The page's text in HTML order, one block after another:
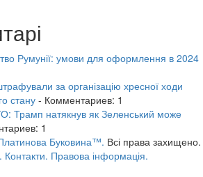
Румунії: умови для оформлення в 2024
за організацію хресної ходи
стану - Комментариев: 1
Трамп натякнув як Зеленський може
1
Буковина™. Всі права захищено.
Контакти. Правова інформація.